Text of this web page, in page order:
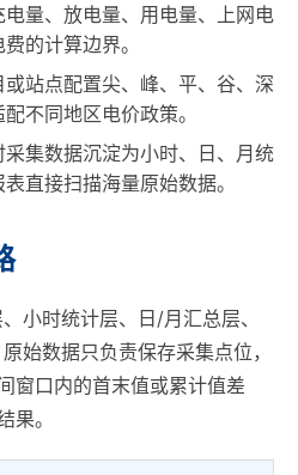
电量、放电量、用电量、上网电
的计算边界。
或站点配置尖、峰、平、谷、深
不同地区电价政策。
采集数据沉淀为小时、日、月统
直接扫描海量原始数据。
小时统计层、日/月汇总层、
始数据只负责保存采集点位，
窗口内的首末值或累计值差
果。